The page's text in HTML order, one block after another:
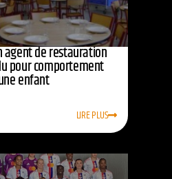
agent de restauration
pour comportement
enfant
LIRE PLUS